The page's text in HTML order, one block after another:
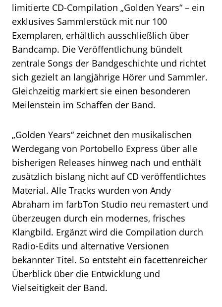
limitierte CD-Compilation „Golden Years“ – ein
exklusives Sammlerstück mit nur 100
Exemplaren, erhältlich ausschließlich über
Bandcamp. Die Veröffentlichung bündelt
zentrale Songs der Bandgeschichte und richtet
sich gezielt an langjährige Hörer und Sammler.
Gleichzeitig markiert sie einen besonderen
Meilenstein im Schaffen der Band.
„Golden Years“ zeichnet den musikalischen
Werdegang von Portobello Express über alle
bisherigen Releases hinweg nach und enthält
zusätzlich bislang nicht auf CD veröffentlichtes
Material. Alle Tracks wurden von Andy
Abraham im farbTon Studio neu remastert und
überzeugen durch ein modernes, frisches
Klangbild. Ergänzt wird die Compilation durch
Radio-Edits und alternative Versionen
bekannter Titel. So entsteht ein facettenreicher
Überblick über die Entwicklung und
Vielseitigkeit der Band.